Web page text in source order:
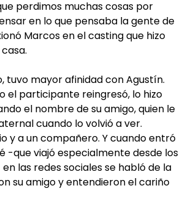
perdimos muchas cosas por
en lo que pensaba la gente de
Marcos en el casting que hizo
tuvo mayor afinidad con Agustín.
el participante reingresó, lo hizo
el nombre de su amigo, quien le
cuando lo volvió a ver.
y a un compañero. Y cuando entró
-que viajó especialmente desde los
las redes sociales se habló de la
su amigo y entendieron el cariño